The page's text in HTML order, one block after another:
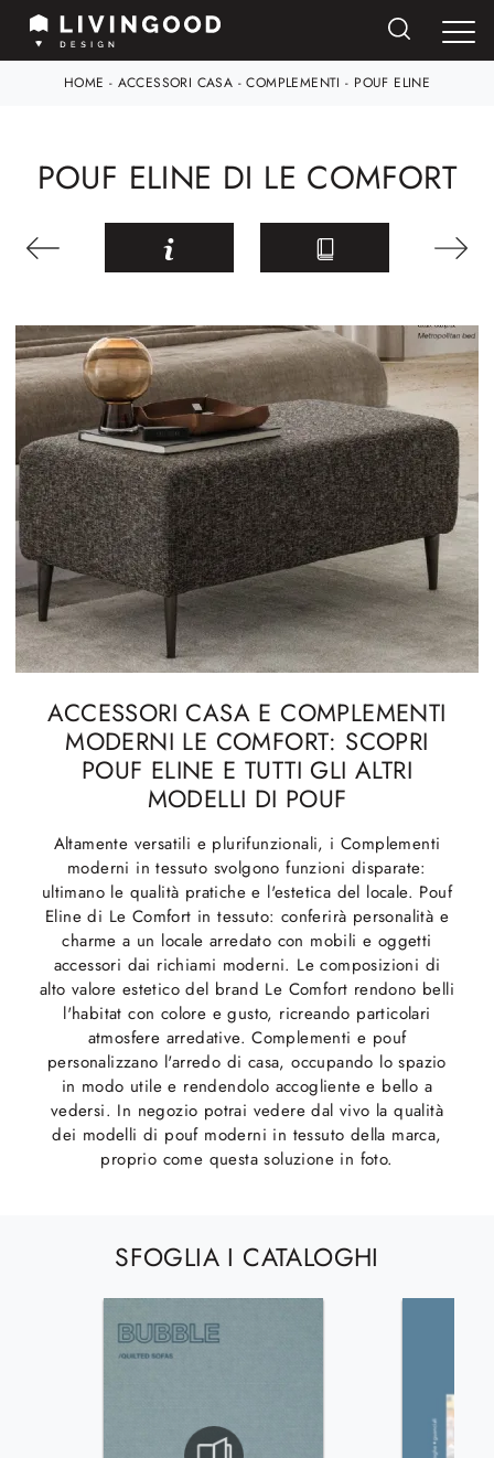
HOME - ACCESSORI CASA -COMPLEMENTI - POUF ELINE
POUF ELINE DI LE COMFORT
ACCESSORI CASA E COMPLEMENTI
MODERNI LE COMFORT: SCOPRI
POUF ELINE E TUTTI GLI ALTRI
MODELLI DI POUF
Altamente versatili e plurifunzionali, i Complementi
moderni in tessuto svolgono funzioni disparate:
ultimano le qualità pratiche e l'estetica del locale. Pouf
Eline di Le Comfort in tessuto: conferirà personalità e
charme a un locale arredato con mobili e oggetti
accessori dai richiami moderni. Le composizioni di
alto valore estetico del brand Le Comfort rendono belli
l'habitat con colore e gusto, ricreando particolari
atmosfere arredative. Complementi e pouf
personalizzano l'arredo di casa, occupando lo spazio
in modo utile e rendendolo accogliente e bello a
vedersi. In negozio potrai vedere dal vivo la qualità
dei modelli di pouf moderni in tessuto della marca,
proprio come questa soluzione in foto.
SFOGLIA I CATALOGHI